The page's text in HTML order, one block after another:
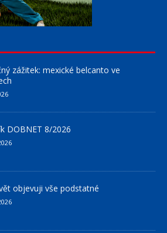
zážitek: mexické belcanto ve
DOBNET 8/2026
objevuji vše podstatné